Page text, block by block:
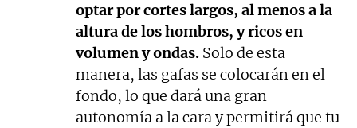
optar por cortes largos, al menos a la
altura de los hombros, y ricos en
volumen y ondas. Solo de esta
manera, las gafas se colocarán en el
fondo, lo que dará una gran
autonomía a la cara y permitirá que tu